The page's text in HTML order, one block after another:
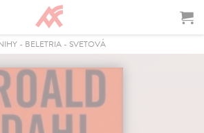
- BELETRIA- SVETOVÁ